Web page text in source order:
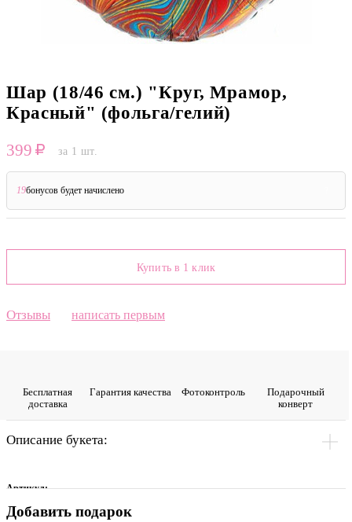
Шар (18/46 см.) "Круг, Мрамор,
Красный" (фольга/гелий)
399 за 1 шт.
19бонусов будет начислено
Купить в 1 клик
Отзывы написать первым
Бесплатная
доставка
Гарантия качества Фото­контроль
Подарочный
конверт
Описание букета:
Артикул:
0011651
Добавить подарок